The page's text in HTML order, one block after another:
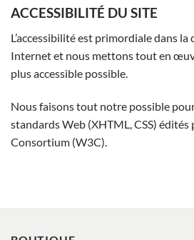
ACCESSIBILITÉ DU SITE
L’accessibilité est primordiale dans
Internet et nous mettons tout en
plus accessible possible.
Nous faisons tout notre possible
standards Web (XHTML, CSS)
Consortium (W3C).